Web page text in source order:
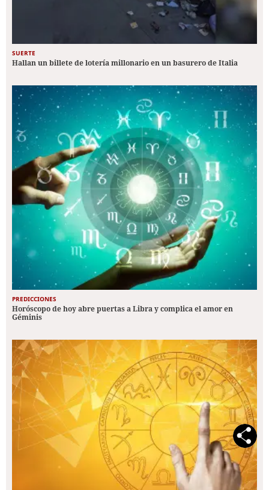
SUERTE
Hallan un billete de lotería millonario en un basurero de Italia
PREDICCIONES
Horóscopo de hoy abre puertas a Libra y complica el amor en
Géminis